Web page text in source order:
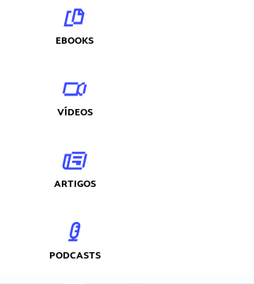
EBOOKS
VÍDEOS
ARTIGOS
PODCASTS